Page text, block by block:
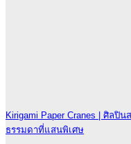
Kirigami Paper Cranes | ศิลปิน
ธรรมดาที่แสนพิเศษ